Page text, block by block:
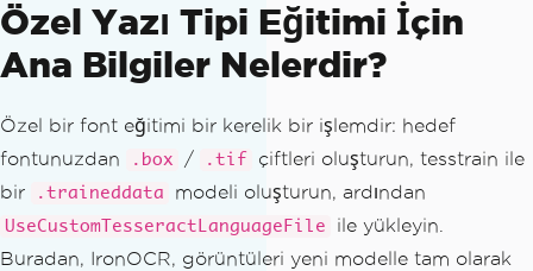
Özel Yazı Tipi Eğitimi İçin
Ana Bilgiler Nelerdir?
Özel bir font eğitimi bir kerelik bir işlemdir: hedef
fontunuzdan
.box / .tif
çiftleri oluşturun, tesstrain ile
bir
.traineddata modeli oluşturun, ardından
UseCustomTesseractLanguageFile
ile yükleyin.
Buradan, IronOCR, görüntüleri yeni modelle tam olarak